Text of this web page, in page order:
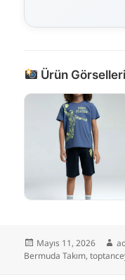
Ürün Görselleri
Yayın
tarihi
Mayıs 11, 2026
Bermuda Takım,